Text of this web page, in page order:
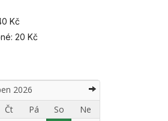
Kč
20 Kč
2026
Čt Pá So
Ne